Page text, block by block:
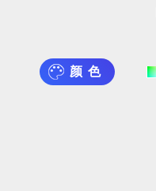
颜色